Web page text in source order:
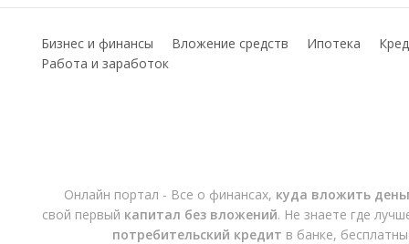
Бизнес и финансы Вложение средств Ипотека
Работа и заработок
Онлайн портал - Все о финансах, куда вложить
свой первый капитал без вложений. Не знаете где
потребительский кредит в банке,